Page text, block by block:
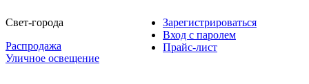
Свет-города
Распродажа
Уличное освещение
Зарегистрироваться
Вход с паролем
Прайс-лист